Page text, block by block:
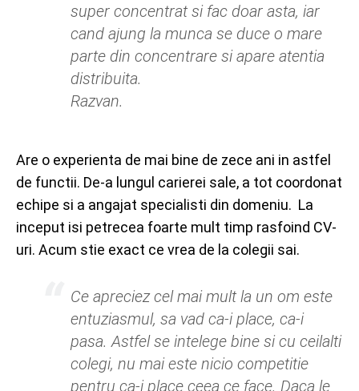
super concentrat si fac doar asta, iar
cand ajung la munca se duce o mare
parte din concentrare si apare atentia
distribuita.
Razvan.
Are o experienta de mai bine de zece ani in astfel
de functii. De-a lungul carierei sale, a tot coordonat
echipe si a angajat specialisti din domeniu. La
inceput isi petrecea foarte mult timp rasfoind CV-
uri. Acum stie exact ce vrea de la colegii sai.
Ce apreciez cel mai mult la un om este
entuziasmul, sa vad ca-i place, ca-i
pasa. Astfel se intelege bine si cu ceilalti
colegi, nu mai este nicio competitie
pentru ca-i place ceea ce face. Daca le